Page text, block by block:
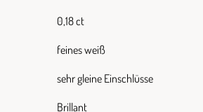
0,18 ct
feines weiß
sehr gleine Einschlüsse
Brillant